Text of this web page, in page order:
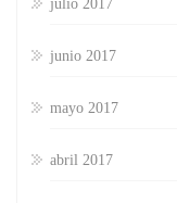
julio 2017
junio 2017
mayo 2017
abril 2017